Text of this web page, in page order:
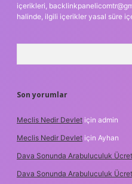
içerikleri,
halinde, ilgili içerikler yasal süre
Son yorumlar
Meclis Nedir Devlet için admin
Meclis Nedir Devlet için Ayhan
Dava Sonunda Arabuluculuk
Dava Sonunda Arabuluculuk